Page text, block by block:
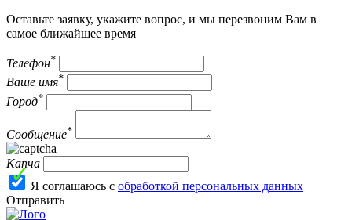
Оставьте заявку, укажите вопрос, и мы перезвоним Вам в
самое ближайшее время
Телефон*
Ваше имя*
Город*
Сообщение*
Капча
Я соглашаюсь с обработкой персональных данных
Отправить